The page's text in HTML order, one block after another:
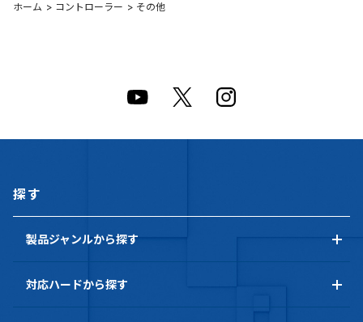
ホーム > コントローラー > その他
探す
製品ジャンルから探す
対応ハードから探す